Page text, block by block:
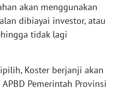
akan menggunakan
dibiayai investor, atau
tidak lagi
Koster berjanji akan
Pemerintah Provinsi